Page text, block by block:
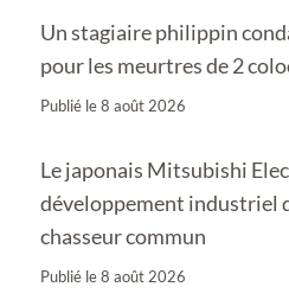
Un stagiaire philippin
pour les meurtres de 2
Publié le8 août 2026
Le japonais Mitsubishi
développement industriel
chasseur commun
Publié le8 août 2026